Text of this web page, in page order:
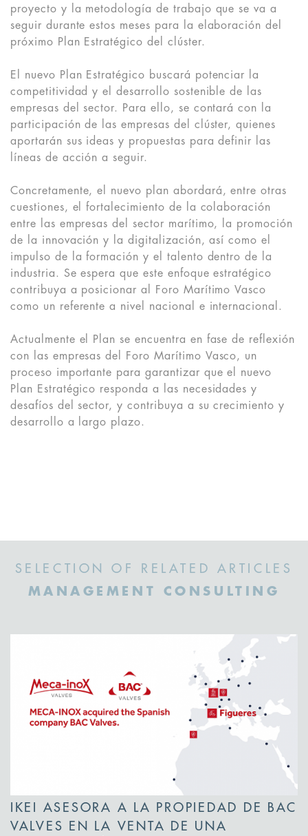
proyecto y la metodología de trabajo que se va a
seguir durante estos meses para la elaboración del
próximo Plan Estratégico del clúster.
El nuevo Plan Estratégico buscará potenciar la
competitividad y el desarrollo sostenible de las
empresas del sector. Para ello, se contará con la
participación de las empresas del clúster, quienes
aportarán sus ideas y propuestas para definir las
líneas de acción a seguir.
Concretamente, el nuevo plan abordará, entre otras
cuestiones, el fortalecimiento de la colaboración
entre las empresas del sector marítimo, la promoción
de la innovación y la digitalización, así como el
impulso de la formación y el talento dentro de la
industria. Se espera que este enfoque estratégico
contribuya a posicionar al Foro Marítimo Vasco
como un referente a nivel nacional e internacional.
Actualmente el Plan se encuentra en fase de reflexión
con las empresas del Foro Marítimo Vasco, un
proceso importante para garantizar que el nuevo
Plan Estratégico responda a las necesidades y
desafíos del sector, y contribuya a su crecimiento y
desarrollo a largo plazo.
SELECTION OF RELATED ARTICLES
MANAGEMENT CONSULTING
IKEI ASESORA A LA PROPIEDAD DE BAC
VALVES EN LA VENTA DE UNA